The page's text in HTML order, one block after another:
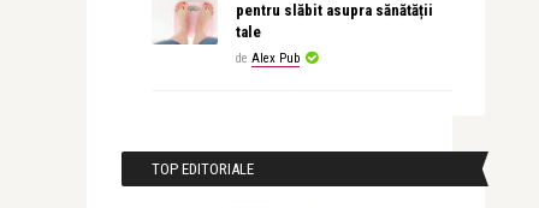
pentru slăbit asupra sănătății
tale
de Alex Pub
TOP EDITORIALE